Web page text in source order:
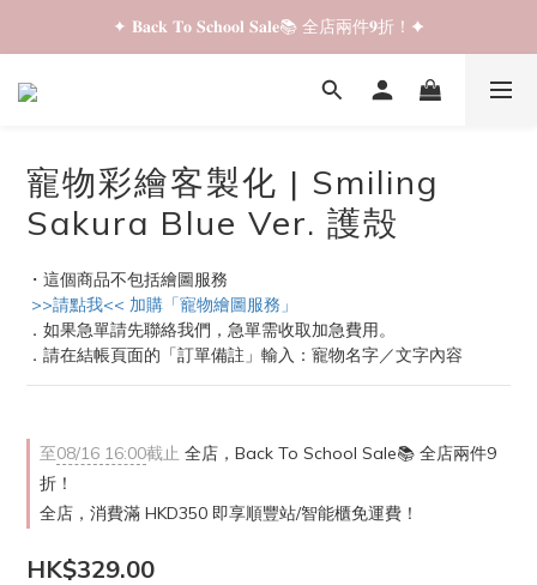
✦ 𝐁𝐚𝐜𝐤 𝐓𝐨 𝐒𝐜𝐡𝐨𝐨𝐥 𝐒𝐚𝐥𝐞📚 全店兩件𝟗折！✦
✦ 𝐁𝐚𝐜𝐤 𝐓𝐨 𝐒𝐜𝐡𝐨𝐨𝐥 𝐒𝐚𝐥𝐞📚 全店兩件𝟗折！✦
✦ 全店購物滿 𝐇𝐊𝐃𝟑𝟓𝟎 即享順豐站/智能櫃免運費！✦
寵物彩繪客製化 | Smiling
Sakura Blue Ver. 護殻
・這個商品不包括繪圖服務
>>請點我<< 加購「寵物繪圖服務」
．如果急單請先聯絡我們，急單需收取加急費用。
．請在結帳頁面的「訂單備註」輸入：寵物名字／文字內容
至08/16 16:00截止 全店，Back To School Sale📚 全店兩件9
折！
全店，消費滿 HKD350 即享順豐站/智能櫃免運費！
HK$329.00